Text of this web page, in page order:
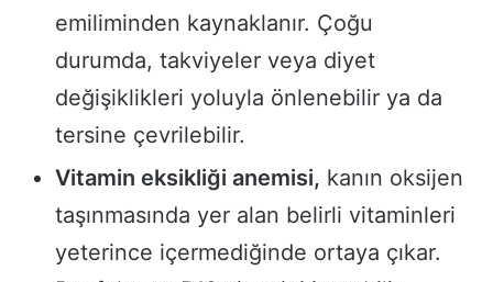
emiliminden kaynaklanır. Çoğu
durumda, takviyeler veya diyet
değişiklikleri yoluyla önlenebilir ya da
tersine çevrilebilir.
Vitamin eksikliği anemisi, kanın oksijen
taşınmasında yer alan belirli vitaminleri
yeterince içermediğinde ortaya çıkar.